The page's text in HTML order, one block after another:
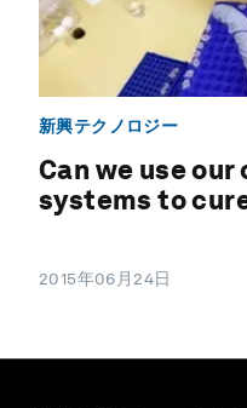
新興テクノロジー
Can we use our
systems to
2015年06月24日